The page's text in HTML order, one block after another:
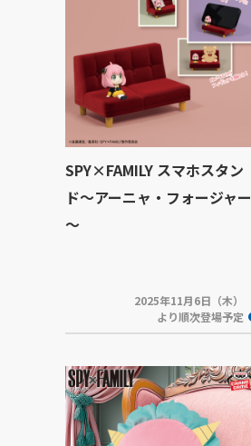
SPY×FAMILY スマホスタン
ド～アーニャ・フォージャー
～
2025年11月6日（木）
より順次登場予定